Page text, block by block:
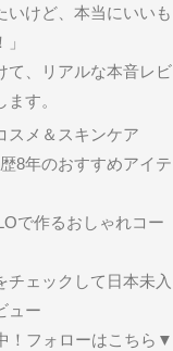
いけど、本当にいいも
て、リアルな本音レビ
す。
スメ＆スキンケア
8年のおすすめアイテ
で作るおしゃれコー
チェックして日本未入
ュー
！フォローはこちら▼